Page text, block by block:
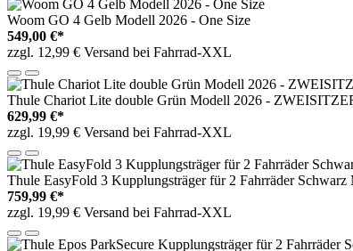
Woom GO 4 Gelb Modell 2026 - One Size
549,00 €*
zzgl. 12,99 € Versand bei Fahrrad-XXL
Thule Chariot Lite double Grün Modell 2026 -
629,99 €*
zzgl. 19,99 € Versand bei Fahrrad-XXL
Thule EasyFold 3 Kupplungsträger für 2 Fahrräder
759,99 €*
zzgl. 19,99 € Versand bei Fahrrad-XXL